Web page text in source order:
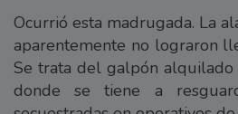
Ocurrió esta madrugada. La
aparentemente no lograron
Se trata del galpón
donde se tiene a